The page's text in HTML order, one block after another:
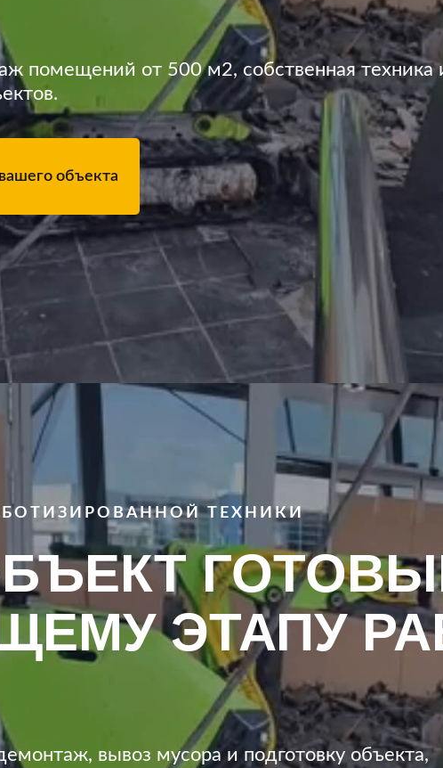
помещений от 500 м2, собственная
объекта
ЭТАПУ
ТЕХНИКИ
вывоз мусора и подготовку объекта,